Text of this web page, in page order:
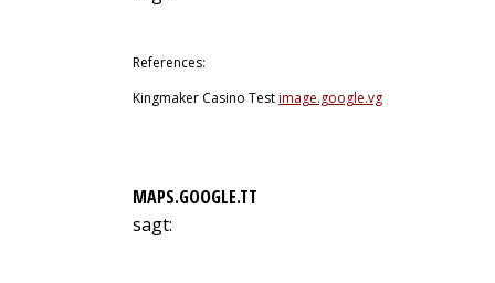
References:
Kingmaker Casino Testimage.google.vg
MAPS.GOOGLE.TT
sagt: